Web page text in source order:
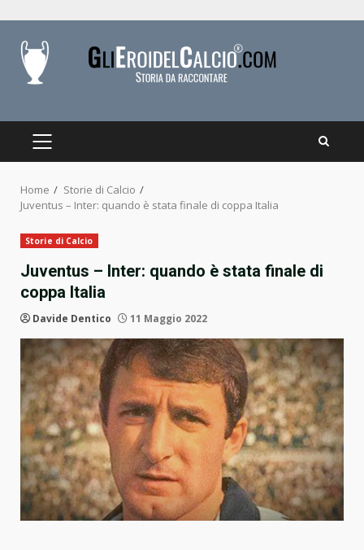
content
PRIMARY
Home
Storie di Calcio
Juventus – Inter: quando è stata finale di coppa Italia
Storie di Calcio
Juventus – Inter: quando è stata finale di
coppa Italia
Davide Dentico 11 Maggio 2022